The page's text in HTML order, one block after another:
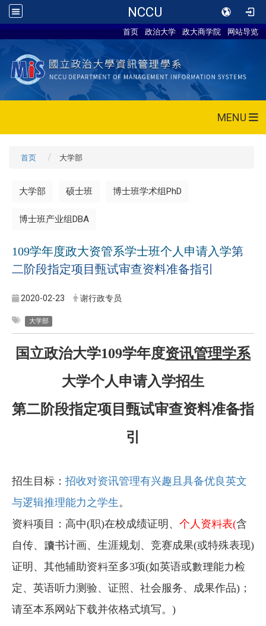
NCCU
首页 政治大学 政大商学院 网站导览
MENU
首页 大学部
大学部 硕士班 博士班学术组PhD
博士班产业组DBA
109学年度政大资管系学士班个人申请入学第
二阶段指定项目甄试审查资料准备指引
2020-02-23 谢行政专员
大学部
国立政治大学109学年度资讯管理学系
大学个人申请入学招生
第二阶段指定项目甄试审查资料准备指
引
招生目标： 招收对资讯管理有兴趣且具备优良英文
与逻辑推理能力之学生。
资料项目：高中(职)在校成绩证明、 个人资料表(含
自传、讀书计画、生涯规划、竞赛成果(或特殊表现)
证明、其他辅助资料至多3项(如英语或數理能力检
定、英语听力测验、证照、社会服务、成果作品)；
请至本系网站下载并依格式填写。)